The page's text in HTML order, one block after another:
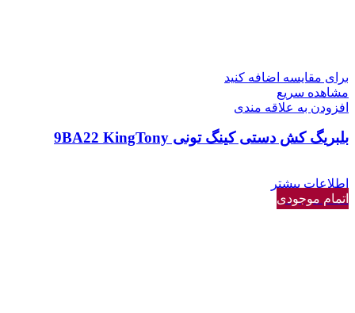
برای مقایسه اضافه کنید
مشاهده سریع
افزودن به علاقه مندی
بلبریگ کش دستی کینگ تونی 9BA22 KingTony
اطلاعات بیشتر
اتمام موجودی